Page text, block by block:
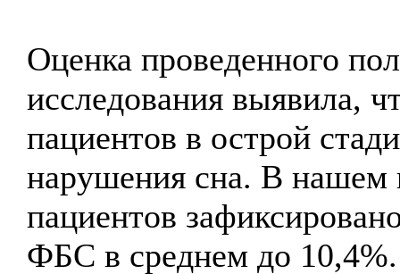
Оценка проведенного
исследования выявила,
пациентов в острой
нарушения сна. В нашем
пациентов
ФБС в среднем до